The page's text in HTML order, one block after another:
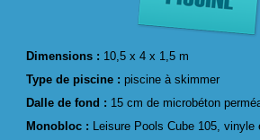
Dimensions : 10,5 x 4 x 1,5 m
Type de piscine : piscine à skimmer
Dalle de fond : 15 cm de microbéton
Monobloc : Leisure Pools Cube 105, vinyle